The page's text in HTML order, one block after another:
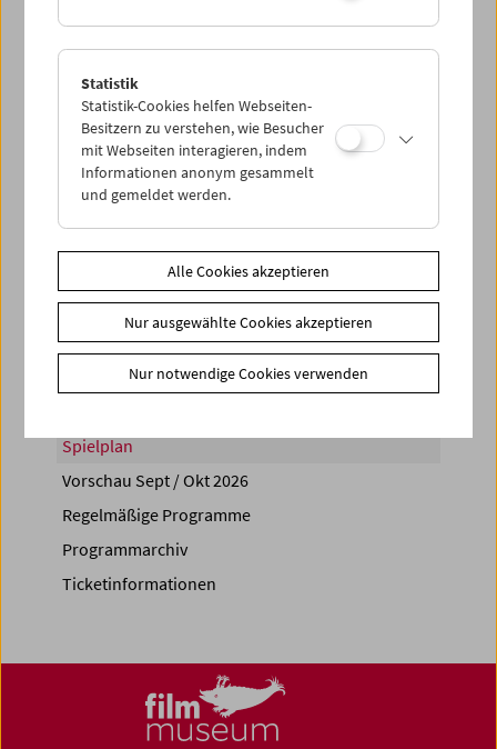
PROGRAMM ÜBERBLICK
Share on
Spielplan
Vorschau Sept / Okt 2026
Regelmäßige Programme
Programmarchiv
Ticketinformationen
Statistik
Statistik-Cookies helfen Webseiten-
Besitzern zu verstehen, wie Besucher
mit Webseiten interagieren, indem
Informationen anonym gesammelt
und gemeldet werden.
Alle Cookies akzeptieren
Nur ausgewählte Cookies akzeptieren
Nur notwendige Cookies verwenden